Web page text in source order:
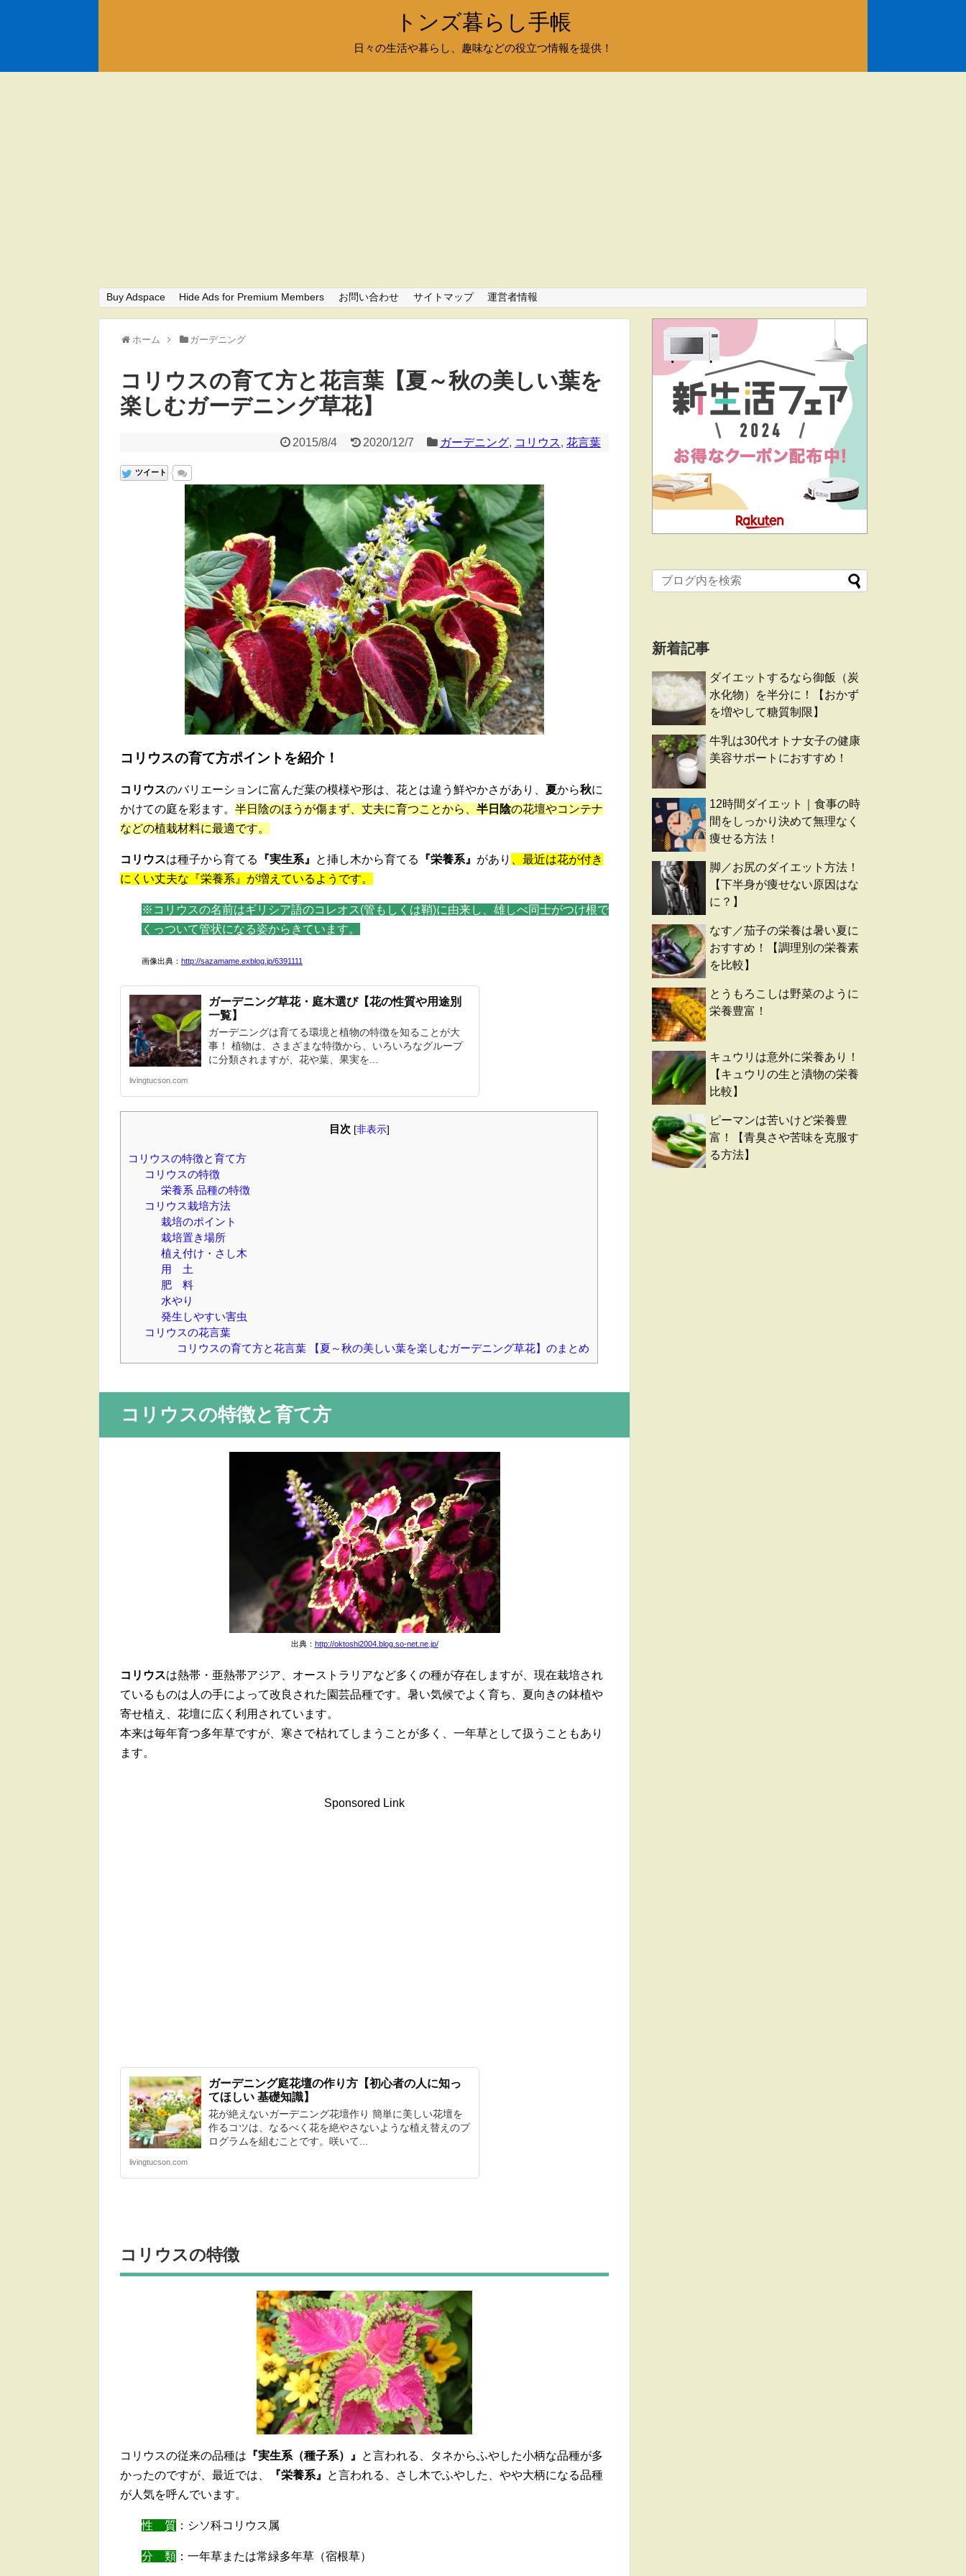
トンズ暮らし手帳
日々の生活や暮らし、趣味などの役立つ情報を提供！
Buy Adspace Hide Ads for Premium Members お問い合わせ サイトマップ 運営者情報
ホーム ガーデニング
コリウスの育て方と花言葉【夏～秋の美しい葉を
楽しむガーデニング草花】
2015/8/4 2020/12/7 ガーデニング, コリウス, 花言葉
ツイート
コリウスの育て方ポイントを紹介！
コリウスのバリエーションに富んだ葉の模様や形は、花とは違う鮮やかさがあり、 夏から秋に
かけての庭を彩ます。 半日陰のほうが傷まず、丈夫に育つことから、 半日陰の花壇やコンテナ
などの植栽材料に最適です。
コリウスは種子から育てる 『実生系』 と挿し木から育てる 『栄養系』 があり
、最近は花が付き
にくい丈夫な『栄養系』が増えているようです。
※コリウスの名前はギリシア語のコレオス(管もしくは鞘)に由来し、雄しべ同士がつけ根で
くっついて管状になる姿からきています。
画像出典： http://sazamame.exblog.jp/6391111
ガーデニング草花・庭木選び【花の性質や用途別
一覧】
ガーデニングは育てる環境と植物の特徴を知ることが大
事！ 植物は、さまざまな特徴から、いろいろなグループ
に分類されますが、花や葉、果実を...
livingtucson.com
目次 [非表示]
コリウスの特徴と育て方
コリウスの特徴
栄養系 品種の特徴
コリウス栽培方法
栽培のポイント
栽培置き場所
植え付け・さし木
用 土
肥 料
水やり
発生しやすい害虫
コリウスの花言葉
コリウスの育て方と花言葉 【夏～秋の美しい葉を楽しむガーデニング草花】のまとめ
コリウスの特徴と育て方
出典： http://oktoshi2004.blog.so-net.ne.jp/
コリウスは熱帯・亜熱帯アジア、オーストラリアなど多くの種が存在しますが、現在栽培され
ているものは人の手によって改良された園芸品種です。暑い気候でよく育ち、夏向きの鉢植や
寄せ植え、花壇に広く利用されています。
本来は毎年育つ多年草ですが、寒さで枯れてしまうことが多く、一年草として扱うこともあり
ます。
Sponsored Link
ガーデニング庭花壇の作り方【初心者の人に知っ
てほしい 基礎知識】
花が絶えないガーデニング花壇作り 簡単に美しい花壇を
作るコツは、なるべく花を絶やさないような植え替えのプ
ログラムを組むことです。咲いて...
livingtucson.com
コリウスの特徴
コリウスの従来の品種は 『実生系（種子系）』
と言われる、タネからふやした小柄な品種が多
かったのですが、最近では、
『栄養系』
と言われる、さし木でふやした、やや大柄になる品種
が人気を呼んでいます。
性 質 ：シソ科コリウス属
分 類 ：一年草または常緑多年草（宿根草）
新着記事
ダイエットするなら御飯（炭
水化物）を半分に！【おかず
を増やして糖質制限】
牛乳は30代オトナ女子の健康
美容サポートにおすすめ！
12時間ダイエット｜食事の時
間をしっかり決めて無理なく
痩せる方法！
脚／お尻のダイエット方法！
【下半身が痩せない原因はな
に？】
なす／茄子の栄養は暑い夏に
おすすめ！【調理別の栄養素
を比較】
とうもろこしは野菜のように
栄養豊富！
キュウリは意外に栄養あり！
【キュウリの生と漬物の栄養
比較】
ピーマンは苦いけど栄養豊
富！【青臭さや苦味を克服す
る方法】